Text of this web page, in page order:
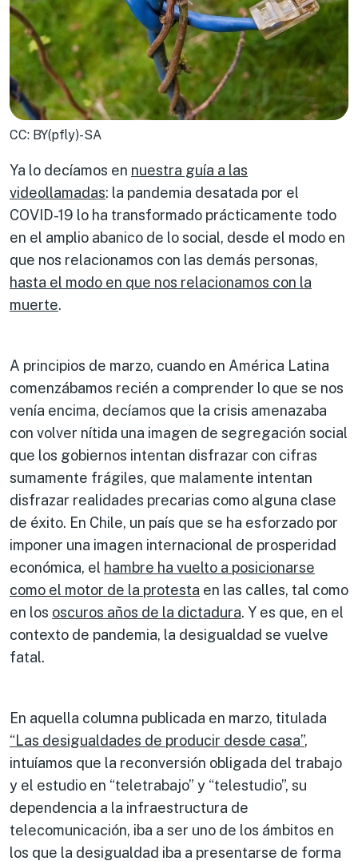
CC: BY(pfly)-SA
Ya lo decíamos en nuestra guía a las
videollamadas: la pandemia desatada por el
COVID-19 lo ha transformado prácticamente todo
en el amplio abanico de lo social, desde el modo en
que nos relacionamos con las demás personas,
hasta el modo en que nos relacionamos con la
muerte.
A principios de marzo, cuando en América Latina
comenzábamos recién a comprender lo que se nos
venía encima, decíamos que la crisis amenazaba
con volver nítida una imagen de segregación social
que los gobiernos intentan disfrazar con cifras
sumamente frágiles, que malamente intentan
disfrazar realidades precarias como alguna clase
de éxito. En Chile, un país que se ha esforzado por
imponer una imagen internacional de prosperidad
económica, el hambre ha vuelto a posicionarse
como el motor de la protesta en las calles, tal como
en los oscuros años de la dictadura. Y es que, en el
contexto de pandemia, la desigualdad se vuelve
fatal.
En aquella columna publicada en marzo, titulada
“Las desigualdades de producir desde casa”,
intuíamos que la reconversión obligada del trabajo
y el estudio en “teletrabajo” y “telestudio”, su
dependencia a la infraestructura de
telecomunicación, iba a ser uno de los ámbitos en
los que la desigualdad iba a presentarse de forma